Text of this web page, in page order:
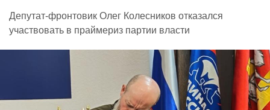
Депутат-фронтовик Олег Колесников отказался
участвовать в праймериз партии власти